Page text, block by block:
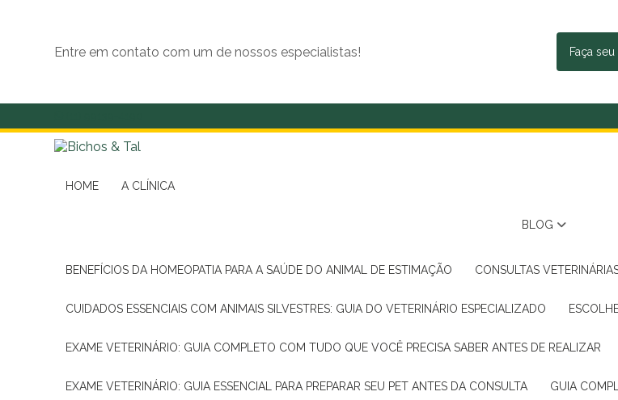
Entre em contato com um de nossos especialistas! Faça
HOME A CLÍNICA
BLOG
BENEFÍCIOS DA HOMEOPATIA PARA A SAÚDE DO ANIMAL DE ESTIMAÇÃO CONSULTAS
CUIDADOS ESSENCIAIS COM ANIMAIS SILVESTRES: GUIA DO VETERINÁRIO ESPECIALIZADO
EXAME VETERINÁRIO: GUIA COMPLETO COM TUDO QUE VOCÊ PRECISA SABER ANTES DE REALIZAR
EXAME VETERINÁRIO: GUIA ESSENCIAL PARA PREPARAR SEU PET ANTES DA CONSULTA GUIA